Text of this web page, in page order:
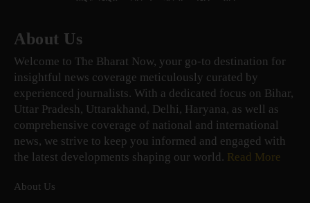
About Us
Welcome to The Bharat Now, your go-to destination for
insightful news coverage meticulously curated by
experienced journalists. With a dedicated focus on Bihar,
Uttar Pradesh, Uttarakhand, Delhi, Haryana, as well as
comprehensive coverage of national and international
news, we strive to keep you informed and engaged with
the latest developments shaping our world. Read More
About Us